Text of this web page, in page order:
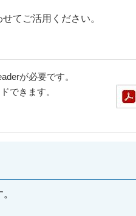
てご活用ください。
が必要です。
できます。